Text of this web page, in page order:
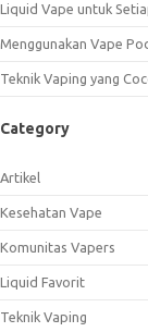
Liquid Vape untuk
Menggunakan Vape
Teknik Vaping yang
Category
Artikel
Kesehatan Vape
Komunitas Vapers
Liquid Favorit
Teknik Vaping